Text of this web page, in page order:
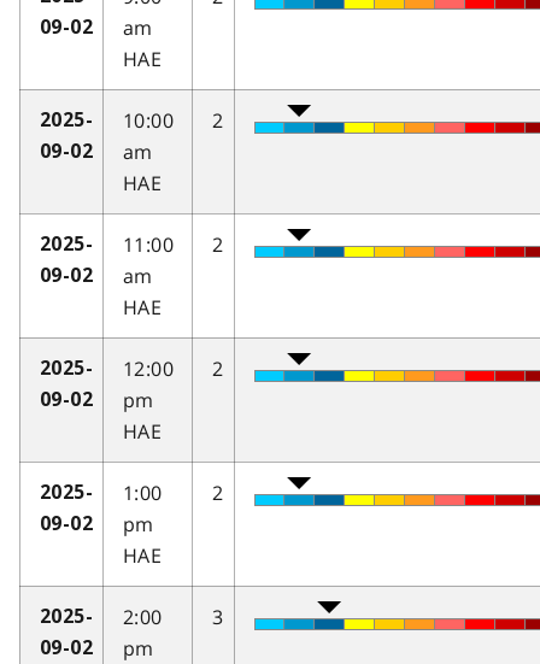
09-02
am
HAE
2025-
09-02
10:00
am
HAE
2
2025-
09-02
11:00
am
HAE
2
2025-
09-02
12:00
pm
HAE
2
2025-
09-02
1:00
pm
HAE
2
2025-
09-02
2:00
pm
3